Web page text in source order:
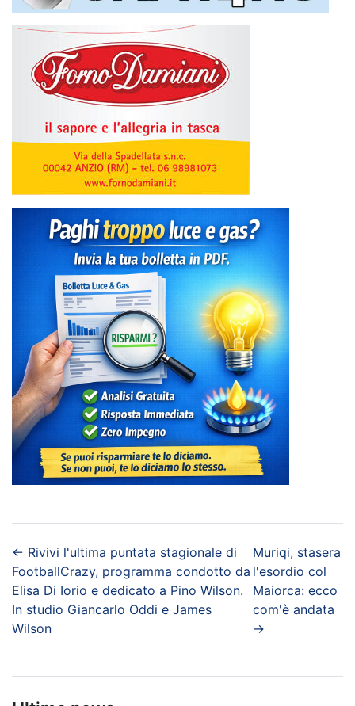
← Rivivi l'ultima puntata stagionale di
FootballCrazy, programma condotto da
Elisa Di Iorio e dedicato a Pino Wilson.
In studio Giancarlo Oddi e James
Wilson
Muriqi, stasera
l'esordio col
Maiorca: ecco
com'è andata
→